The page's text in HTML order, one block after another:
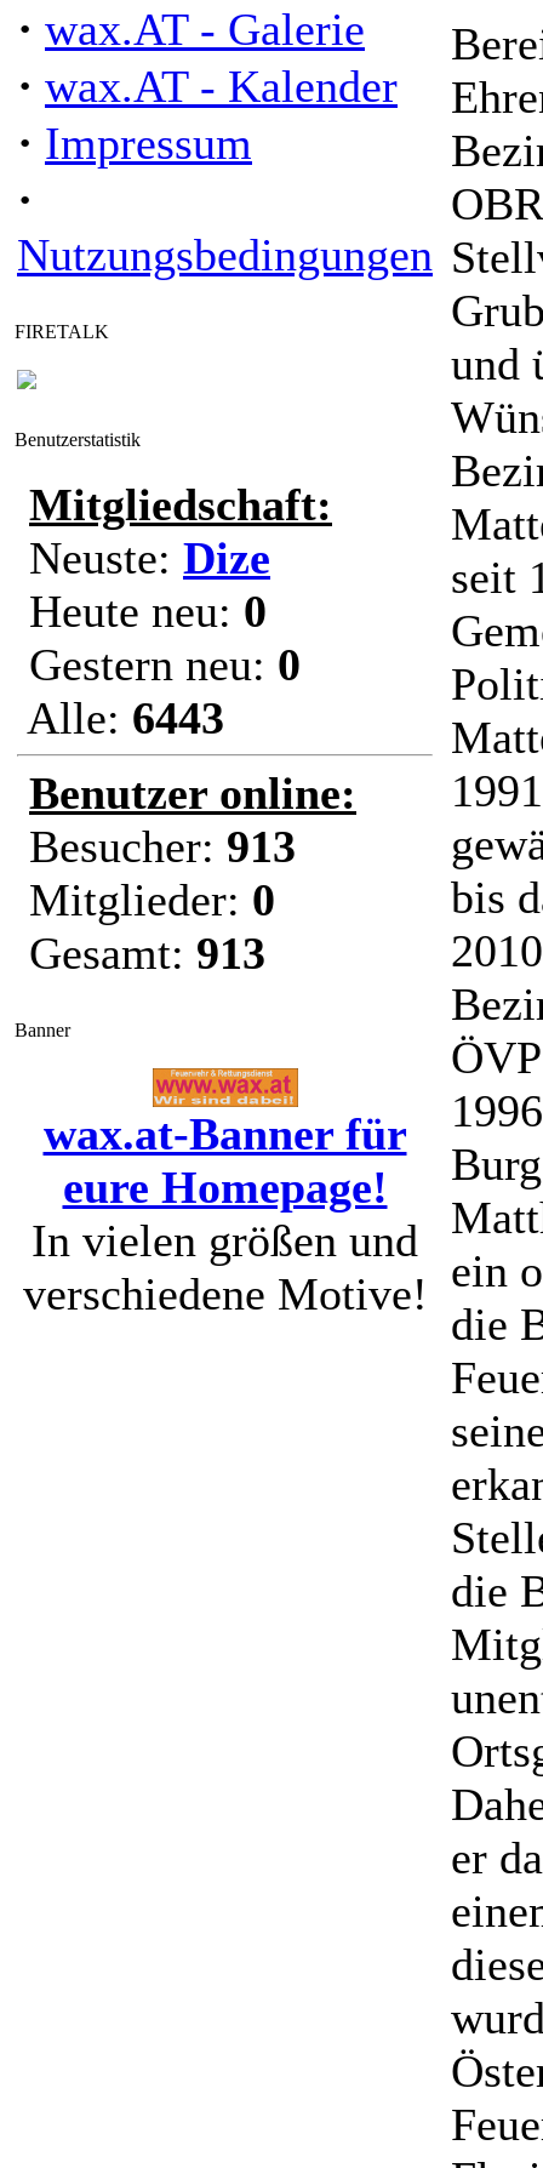
· wax.AT - Galerie
· wax.AT - Kalender
· Impressum
·
Nutzungsbedingungen
FIRETALK
Benutzerstatistik
Mitgliedschaft:
Neuste: Dize
Heute neu: 0
Gestern neu: 0
Alle: 6443
Benutzer online:
Besucher: 913
Mitglieder: 0
Gesamt: 913
Banner
wax.at-Banner für
eure Homepage!
In vielen größen und
verschiedene Motive!
und
seit
bis
ein
die
die
er